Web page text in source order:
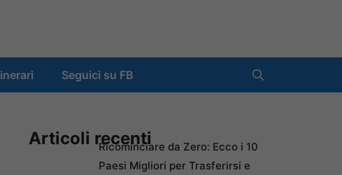
Seguici su FB
Articoli recentiRicominciare da Zero: Ecco i 10
Paesi Migliori per Trasferirsi e